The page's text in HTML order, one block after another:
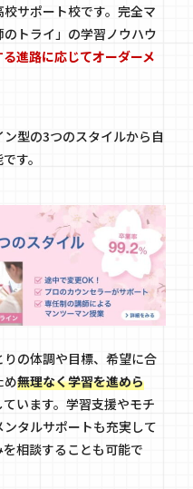
サポート校です。完全マ
トライ」の学習ノウハウ
進路に応じてオーダーメ
型の3つのスタイルから自
す。
の体調や目標、希望に合
め無理なく学習を進めら
ています。学習支援やモチ
タルサポートも充実して
相談することも可能で